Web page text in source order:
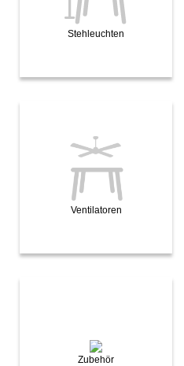
Stehleuchten
Ventilatoren
Zubehör